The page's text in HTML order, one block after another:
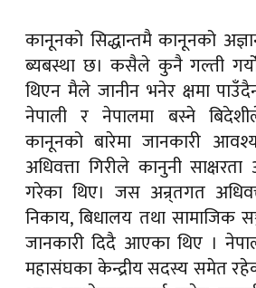
कानूनको सिद्धान्तमै कानूनको
ब्यबस्था छ। कसैले कुनै गल्ती
थिएन मैले जानीन भनेर क्षमा
नेपाली र नेपालमा बस्ने
कानूनको बारेमा जानकारी
अधिवत्ता गिरीले कानुनी
गरेका थिए। जस अन्र्तगत
निकाय, बिधालय तथा सामाजिक
जानकारी दिदै आएका थिए ।
महासंघका केन्द्रीय सदस्य समेत